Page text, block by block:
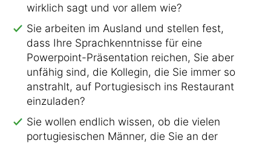
wirklich sagt und vor allem wie?
Sie arbeiten im Ausland und stellen fest,
dass Ihre Sprachkenntnisse für eine
Powerpoint-Präsentation reichen, Sie aber
unfähig sind, die Kollegin, die Sie immer so
anstrahlt, auf Portugiesisch ins Restaurant
einzuladen?
Sie wollen endlich wissen, ob die vielen
portugiesischen Männer, die Sie an der